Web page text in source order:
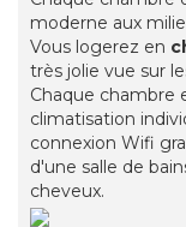
moderne aux
Vous logerez en
très jolie vue sur
Chaque chambre
climatisation
connexion Wifi
d'une salle de
cheveux.